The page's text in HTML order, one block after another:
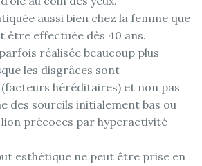
aussi bien chez la femme que
être effectuée dès 40 ans.
réalisée beaucoup plus
les disgrâces sont
héréditaires) et non pas
des sourcils initialement bas ou
précoces par hyperactivité
esthétique ne peut être prise en